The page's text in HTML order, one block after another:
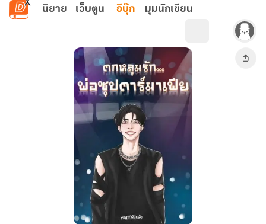
ข้ามไปยังเนื้อหาหลัก
นิยาย เว็บตูน อีบุ๊ก มุมนักเขียน